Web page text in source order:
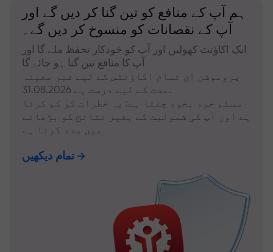
ہم آپ کے منافع کو تین گنا کر دیں گے اور
آپ کے نقصانات کو منسوخ کر دیں گے۔
ایک اکاؤنٹ کھولیں اور آپ کو خودکار تحفظ ملے گا اور
آپ کا منافع تین گنا ہو جائے گا
پروموشن ان تمام اکاؤنٹس کے لیے غیر معینہ
مدت کے لیے درست ہے 31.08.2026.
سسٹم خود بخود چلتا ہے: یہ خطرات کو کم کرتا
ہے اور آپ کی شمولیت کے بغیر نتائج کو بڑھانے
میں مدد کرتا ہے
تمام دیکھیں